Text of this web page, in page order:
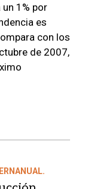
1% por
es
con los
de 2007,